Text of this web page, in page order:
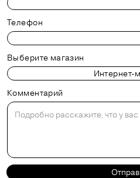
Телефон
Выберите магазин
Комментарий